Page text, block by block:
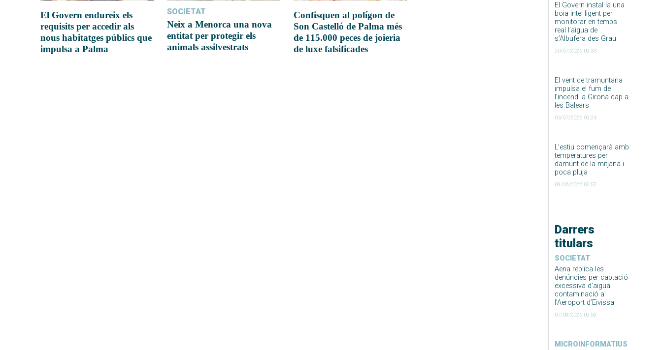
El Govern instal·la una
boia intel·ligent per
monitorar en temps
real l’aigua de
s’Albufera des Grau
20/07/2026 09:33
El vent de tramuntana
impulsa el fum de
l’incendi a Girona cap a
les Balears
03/07/2026 09:24
L’estiu començarà amb
temperatures per
damunt de la mitjana i
poca pluja
09/06/2026 02:52
Darrers
titulars
SOCIETAT
Aena replica les
denúncies per captació
excessiva d’aigua i
contaminació a
l’Aeroport d’Eivissa
07/08/2026 09:59
MICROINFORMATIUS
El Govern endureix els
requisits per accedir als
nous habitatges públics que
impulsa a Palma
SOCIETAT
Neix a Menorca una nova
entitat per protegir els
animals assilvestrats
Confisquen al polígon de
Son Castelló de Palma més
de 115.000 peces de joieria
de luxe falsificades